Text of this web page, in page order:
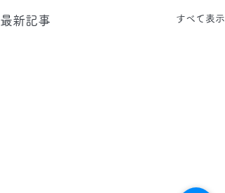
最新記事 すべて表示